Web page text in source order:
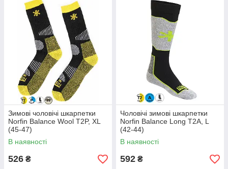
Зимові чоловічі шкарпетки
Norfin Balance Wool T2P, XL
(45-47)
В наявності
526 ₴
Чоловічі зимові шкарпетки
Norfin Balance Long T2A, L
(42-44)
В наявності
592 ₴